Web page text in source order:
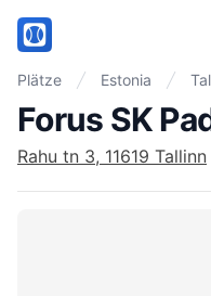
PadelMix
Plätze Estonia
Forus SK
Rahu tn 3, 11619 Tallinn